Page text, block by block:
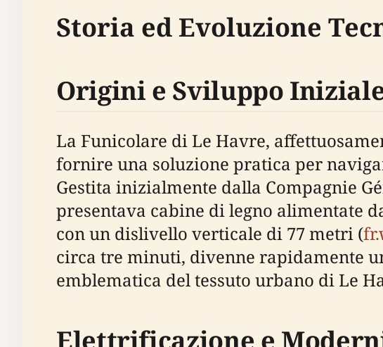
Storia ed Evoluzione
Origini e Sviluppo Iniziale
La Funicolare di Le Havre,
fornire una soluzione pratica per
Gestita inizialmente dalla Compagnie
presentava cabine di legno alimentate
con un dislivello verticale di 77 metri (
circa tre minuti, divenne rapidamente
emblematica del tessuto urbano di Le